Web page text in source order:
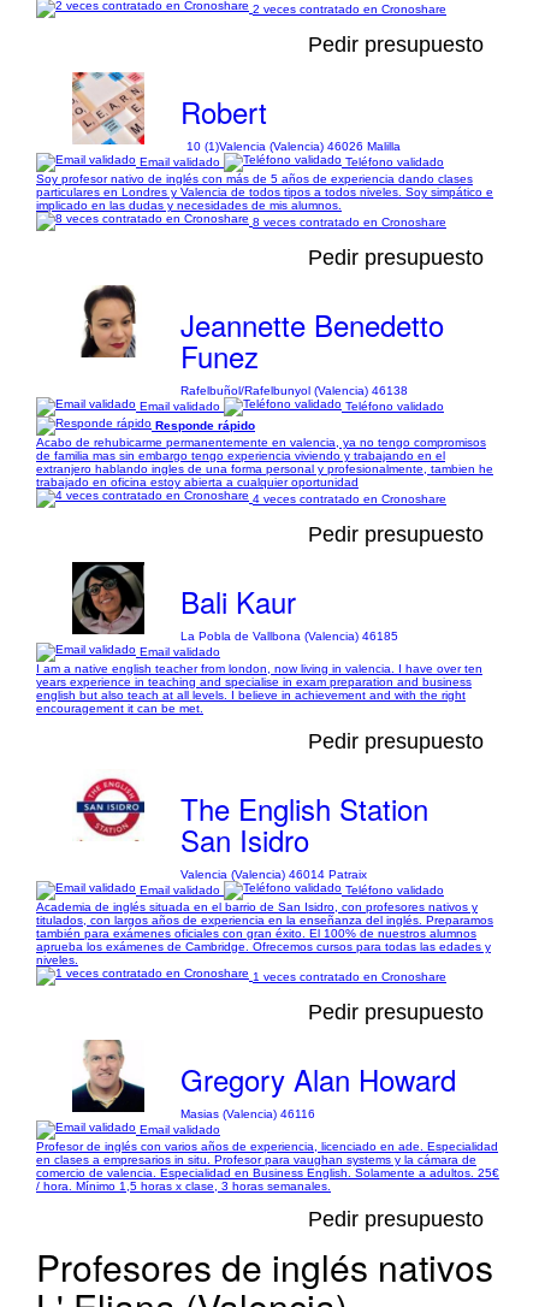
2 veces contratado en Cronoshare
Pedir presupuesto
Robert
10 (1)Valencia (Valencia) 46026 Malilla
Email validado
Teléfono validado
Soy profesor nativo de inglés con más de 5 años de experiencia dando clases
particulares en Londres y Valencia de todos tipos a todos niveles. Soy simpático e
implicado en las dudas y necesidades de mis alumnos.
8 veces contratado en Cronoshare
Pedir presupuesto
Jeannette Benedetto
Funez
Rafelbuñol/Rafelbunyol (Valencia) 46138
Email validado
Teléfono validado
Responde rápido
Acabo de rehubicarme permanentemente en valencia, ya no tengo compromisos
de familia mas sin embargo tengo experiencia viviendo y trabajando en el
extranjero hablando ingles de una forma personal y profesionalmente, tambien he
trabajado en oficina estoy abierta a cualquier oportunidad
4 veces contratado en Cronoshare
Pedir presupuesto
Bali Kaur
La Pobla de Vallbona (Valencia) 46185
Email validado
I am a native english teacher from london, now living in valencia. I have over ten
years experience in teaching and specialise in exam preparation and business
english but also teach at all levels. I believe in achievement and with the right
encouragement it can be met.
Pedir presupuesto
The English Station
San Isidro
Valencia (Valencia) 46014 Patraix
Email validado
Teléfono validado
Academia de inglés situada en el barrio de San Isidro, con profesores nativos y
titulados, con largos años de experiencia en la enseñanza del inglés. Preparamos
también para exámenes oficiales con gran éxito. El 100% de nuestros alumnos
aprueba los exámenes de Cambridge. Ofrecemos cursos para todas las edades y
niveles.
1 veces contratado en Cronoshare
Pedir presupuesto
Gregory Alan Howard
Masias (Valencia) 46116
Email validado
Profesor de inglés con varios años de experiencia, licenciado en ade. Especialidad
en clases a empresarios in situ. Profesor para vaughan systems y la cámara de
comercio de valencia. Especialidad en Business English. Solamente a adultos. 25€
/ hora. Mínimo 1,5 horas x clase, 3 horas semanales.
Pedir presupuesto
Profesores de inglés nativos